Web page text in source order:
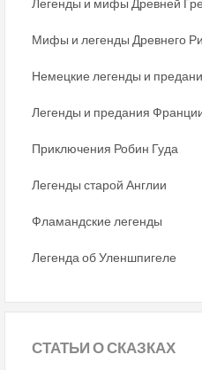
Легенды и мифы Древней
Мифы и легенды Древнего
Немецкие легенды и
Легенды и предания
Приключения Робин Гуда
Легенды старой Англии
Фламандские легенды
Легенда об Уленшпигеле
СТАТЬИО СКАЗКАХ